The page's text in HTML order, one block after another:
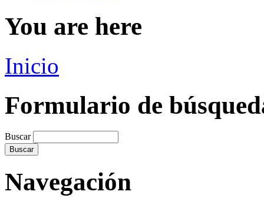
You are here
Inicio
Formulario de
Buscar
Navegación